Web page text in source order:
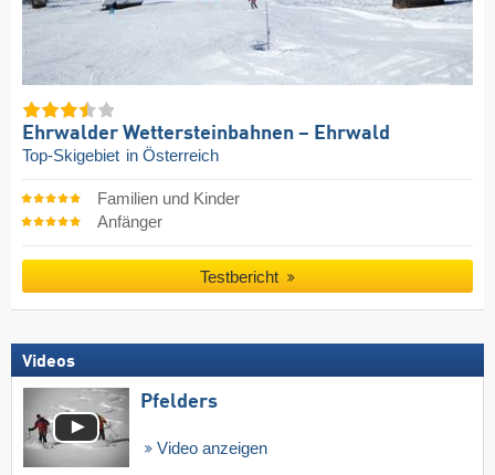
Ehrwalder Wettersteinbahnen – Ehrwald
Top-Skigebiet in Österreich
Familien und Kinder
Anfänger
Testbericht
Videos
Pfelders
Video anzeigen